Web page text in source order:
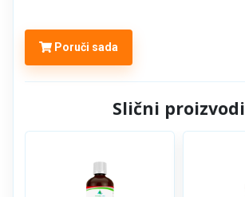
Poruči sada
Slični proizvodi